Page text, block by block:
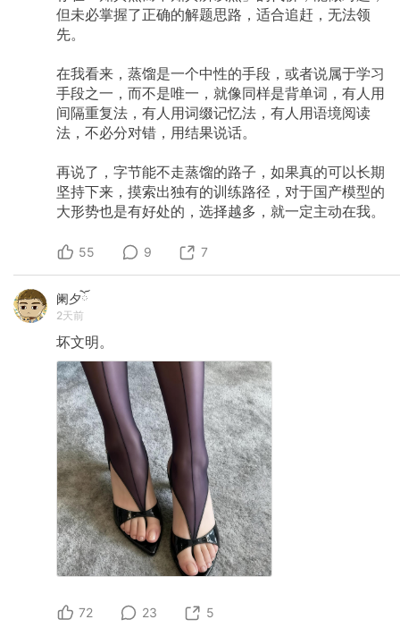
但未必掌握了正确的解题思路，适合追赶，无法领
先。
在我看来，蒸馏是一个中性的手段，或者说属于学习
手段之一，而不是唯一，就像同样是背单词，有人用
间隔重复法，有人用词缀记忆法，有人用语境阅读
法，不必分对错，用结果说话。
再说了，字节能不走蒸馏的路子，如果真的可以长期
坚持下来，摸索出独有的训练路径，对于国产模型的
大形势也是有好处的，选择越多，就一定主动在我。
55 9 7
阑夕ོ
2天前
坏文明。
72 23 5